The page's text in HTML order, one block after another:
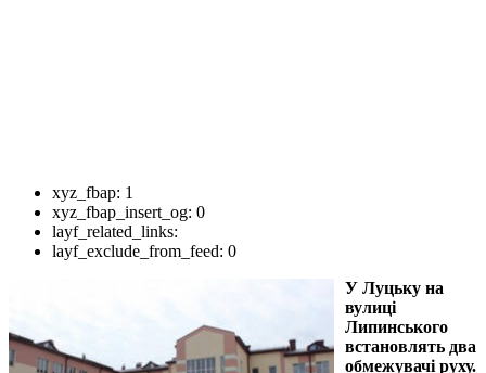
xyz_fbap: 1
xyz_fbap_insert_og: 0
layf_related_links:
layf_exclude_from_feed: 0
У Луцьку на
вулиці
Липинського
встановлять два
обмежувачі руху.